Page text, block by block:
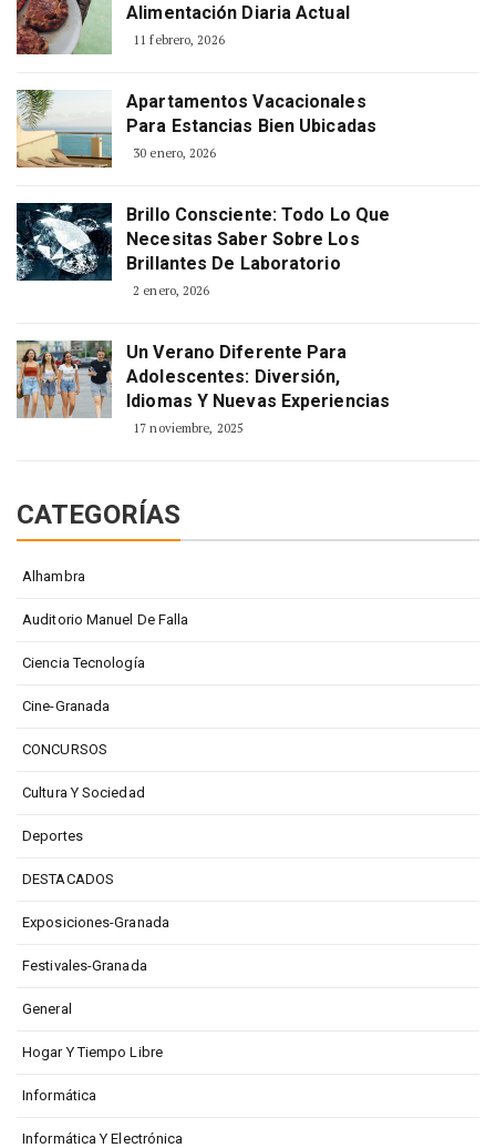
Alimentación Diaria Actual
11 febrero, 2026
Apartamentos Vacacionales
Para Estancias Bien Ubicadas
30 enero, 2026
Brillo Consciente: Todo Lo Que
Necesitas Saber Sobre Los
Brillantes De Laboratorio
2 enero, 2026
Un Verano Diferente Para
Adolescentes: Diversión,
Idiomas Y Nuevas Experiencias
17 noviembre, 2025
CATEGORÍAS
Alhambra
Auditorio Manuel De Falla
Ciencia Tecnología
Cine-Granada
CONCURSOS
Cultura Y Sociedad
Deportes
DESTACADOS
Exposiciones-Granada
Festivales-Granada
General
Hogar Y Tiempo Libre
Informática
Informática Y Electrónica